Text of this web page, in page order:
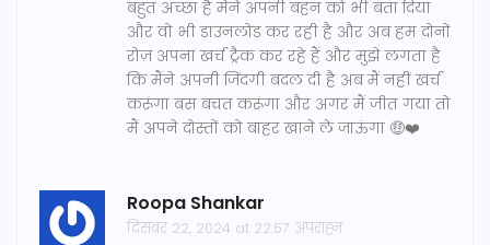
बहुत अच्छा है मैंने अपनी बहन को भी बता दिया
और वो भी डाउनलोड कर रही है और अब हम दोनों
रोज़ अपना खर्च ट्रैक कर रहे हैं और मुझे लगता है
कि मैंने अपनी जिंदगी बदल दी है अब मैं नहीं खर्च
करूंगा बस बचत करूंगा और अगर मैं जीत गया तो
मैं अपने दोस्तों को बाहर खाने ले जाऊंगा 🤑❤️
Roopa Shankar
दिसंबर 22, 2024 at 22:57 अपराह्न